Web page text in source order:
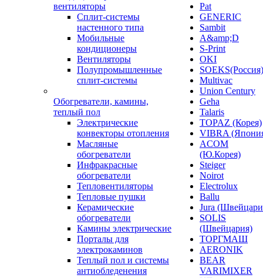
вентиляторы
Сплит-системы
настенного типа
Мобильные
кондиционеры
Вентиляторы
Полупромышленные
сплит-системы
Обогреватели, камины,
теплый пол
Электрические
конвекторы отопления
Масляные
обогреватели
Инфракрасные
обогреватели
Тепловентиляторы
Тепловые пушки
Керамические
обогреватели
Камины электрические
Порталы для
электрокаминов
Теплый пол и системы
антиобледенения
Pat
GENERIC
Sambit
A&amp;D
S-Print
OKI
SOEKS(Россия)
Multivac
Union Century
Geha
Talaris
TOPAZ (Корея)
VIBRA
ACOM
(Ю.Корея)
Steiger
Noirot
Electrolux
Ballu
Jura
SOLIS
(Швейцария)
ТОРГМАШ
AERONIK
BEAR
VARIMIXER